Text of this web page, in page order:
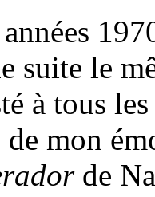
suite le
à tous
de mon
de